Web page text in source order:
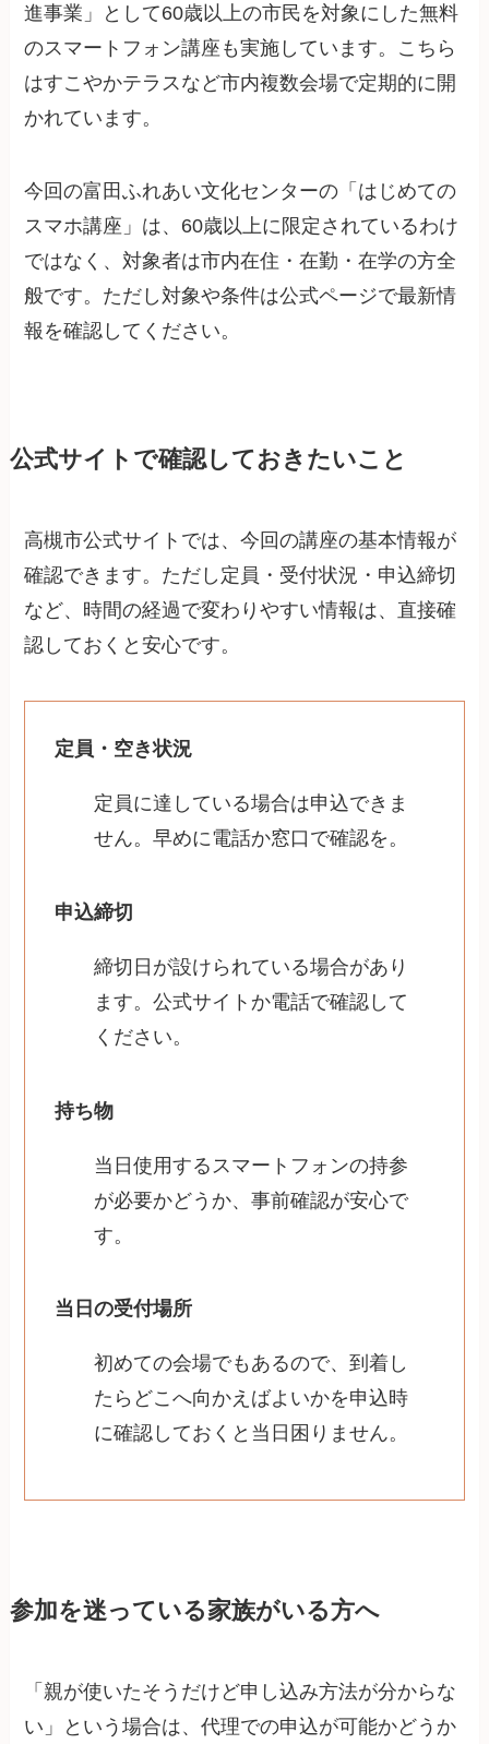
進事業」として60歳以上の市民を対象にした無料
のスマートフォン講座も実施しています。こちら
はすこやかテラスなど市内複数会場で定期的に開
かれています。
今回の富田ふれあい文化センターの「はじめての
スマホ講座」は、60歳以上に限定されているわけ
ではなく、対象者は市内在住・在勤・在学の方全
般です。ただし対象や条件は公式ページで最新情
報を確認してください。
公式サイトで確認しておきたいこと
高槻市公式サイトでは、今回の講座の基本情報が
確認できます。ただし定員・受付状況・申込締切
など、時間の経過で変わりやすい情報は、直接確
認しておくと安心です。
定員・空き状況
定員に達している場合は申込できま
せん。早めに電話か窓口で確認を。
申込締切
締切日が設けられている場合があり
ます。公式サイトか電話で確認して
ください。
持ち物
当日使用するスマートフォンの持参
が必要かどうか、事前確認が安心で
す。
当日の受付場所
初めての会場でもあるので、到着し
たらどこへ向かえばよいかを申込時
に確認しておくと当日困りません。
参加を迷っている家族がいる方へ
「親が使いたそうだけど申し込み方法が分からな
い」という場合は、代理での申込が可能かどうか